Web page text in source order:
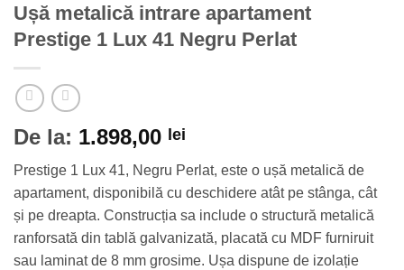
Ușă metalică intrare apartament
Prestige 1 Lux 41 Negru Perlat
De la: 1.898,00 lei
Prestige 1 Lux 41, Negru Perlat, este o ușă metalică de
apartament, disponibilă cu deschidere atât pe stânga, cât
și pe dreapta. Construcția sa include o structură metalică
ranforsată din tablă galvanizată, placată cu MDF furniruit
sau laminat de 8 mm grosime. Ușa dispune de izolație